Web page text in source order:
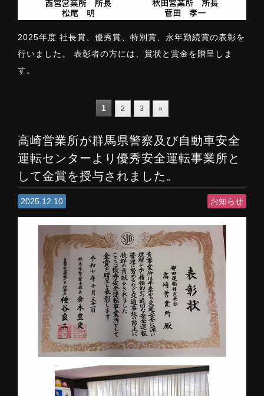
2025年度 社長賞、優秀賞、特別賞、永年勤続賞の表彰を
行いました。 表彰者の方には、賞状と賞金を贈呈しま
す。
1 2 3 »
高崎営業所が群馬県警察及び自動車安全
運転センターより優秀安全運転事業所と
して金賞を授与されました。
2025.12.10 お知らせ